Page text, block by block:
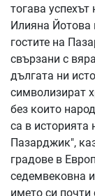
тогава
Илияна Йотова
гостите на
свързани с
дългата ни
символизират
без които
са в историята
Пазарджик",
градове в
седемвековна
името си почти